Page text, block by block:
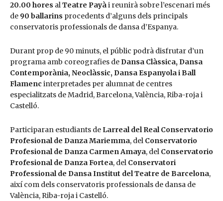
20.00 hores alTeatre Payài reunirà sobre l’escenari més
de 90 ballarins procedents d’alguns dels principals
conservatoris professionals de dansa d’Espanya.
Durant prop de 90 minuts, el públic podrà disfrutar d’un
programa amb coreografies de Dansa Clàssica, Dansa
Contemporània, Neoclàssic, Dansa Espanyola i Ball
Flamenc interpretades per alumnat de centres
especialitzats de Madrid, Barcelona, València, Riba-roja i
Castelló.
Participaran estudiants de Larreal del Real Conservatorio
Profesional de Danza Mariemma, del Conservatorio
Profesional de Danza Carmen Amaya, del Conservatorio
Profesional de Danza Fortea, del Conservatori
Professional de Dansa Institut del Teatre de Barcelona,
així com dels conservatoris professionals de dansa de
València, Riba-roja i Castelló.